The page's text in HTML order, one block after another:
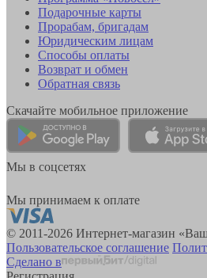
Подарочные карты
Прорабам, бригадам
Юридическим лицам
Способы оплаты
Возврат и обмен
Обратная связь
Скачайте мобильное приложение
Мы в соцсетях
Мы принимаем к оплате
© 2011-2026 Интернет-магазин
Пользовательское соглашение
Сделано в